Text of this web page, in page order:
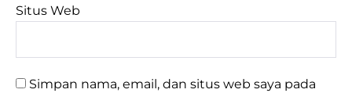
Situs Web
Simpan nama, email, dan situs web saya pada